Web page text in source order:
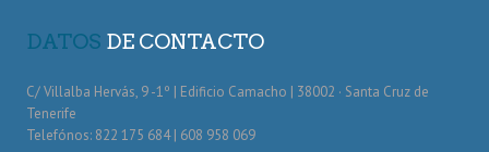
DATOS DE CONTACTO
C/ Villalba Hervás, 9 -1º | Edificio Camacho | 38002 · Santa Cruz de
Tenerife
Telefónos: 822 175 684 | 608 958 069